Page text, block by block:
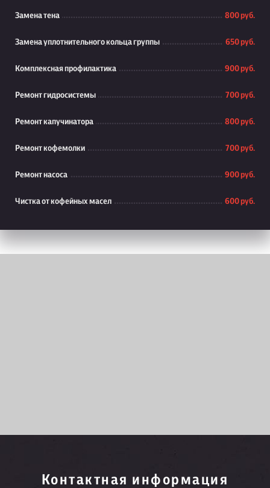
Замена тена 800 руб.
Замена уплотнительного кольца группы 650 руб.
Комплексная профилактика 900 руб.
Ремонт гидросистемы 700 руб.
Ремонт капучинатора 800 руб.
Ремонт кофемолки 700 руб.
Ремонт насоса 900 руб.
Чистка от кофейных масел 600 руб.
Контактная информация